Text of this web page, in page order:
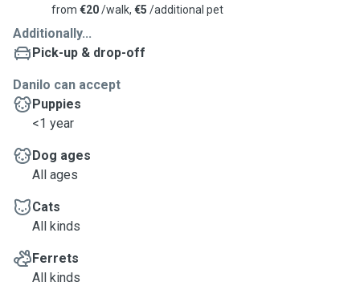
from €20/walk, €5 /additional pet
Additionally...
Pick-up & drop-off
Danilo can accept
Puppies
<1 year
Dog ages
All ages
Cats
All kinds
Ferrets
All kinds